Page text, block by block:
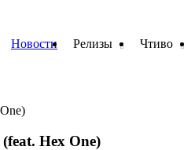
Новости Релизы Чтиво
Hex One)